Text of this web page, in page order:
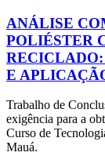
ANÁLISE
POLIÉSTER
E
Trabalho de
exigência para a
Curso de
Mauá.